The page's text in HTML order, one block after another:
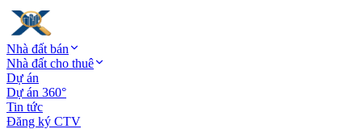
Nhà đất bán
Nhà đất cho thuê
Dự án
Dự án 360°
Tin tức
Đăng ký CTV